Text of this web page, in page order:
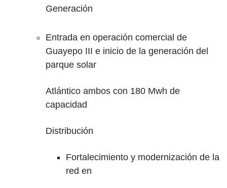
Generación
Entrada en operación comercial de
Guayepo III e inicio de la generación del
parque solar
Atlántico ambos con 180 Mwh de
capacidad
Distribución
Fortalecimiento y modernización de la
red en